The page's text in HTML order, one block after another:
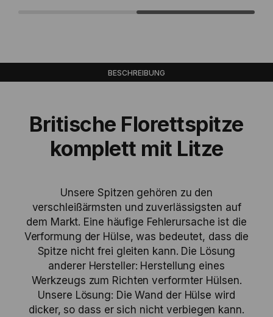
BESCHREIBUNG
Britische Florettspitze
komplett mit Litze
Unsere Spitzen gehören zu den
verschleißärmsten und zuverlässigsten auf
dem Markt. Eine häufige Fehlerursache ist die
Verformung der Hülse, was bedeutet, dass die
Spitze nicht frei gleiten kann. Die Lösung
anderer Hersteller: Herstellung eines
Werkzeugs zum Richten verformter Hülsen.
Unsere Lösung: Die Wand der Hülse wird
dicker, so dass er sich nicht verbiegen kann.